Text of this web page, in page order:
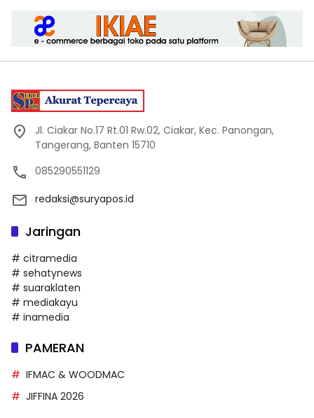
Jl. Ciakar No.17 Rt.01 Rw.02, Ciakar, Kec. Panongan,
Tangerang, Banten 15710
085290551129
redaksi@suryapos.id
Jaringan
# citramedia
# sehatynews
# suaraklaten
# mediakayu
# inamedia
PAMERAN
IFMAC & WOODMAC
JIFFINA 2026